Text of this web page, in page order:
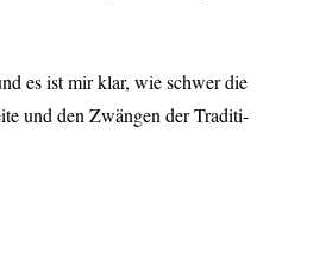
es ist mir klar, wie schwer die
und den Zwängen der Traditi-